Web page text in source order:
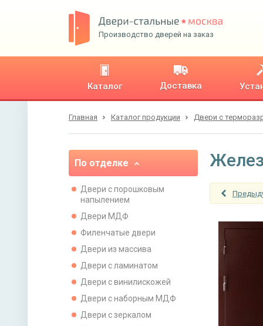
Производство дверей на заказ
Каталог Доставка
Главная Каталог продукции Двери с
По отделке
Двери с порошковым
напылением
Двери МДФ
Филенчатые двери
Двери из массива
Двери с ламинатом
Двери с винилискожей
Двери с наборным МДФ
Двери с зеркалом